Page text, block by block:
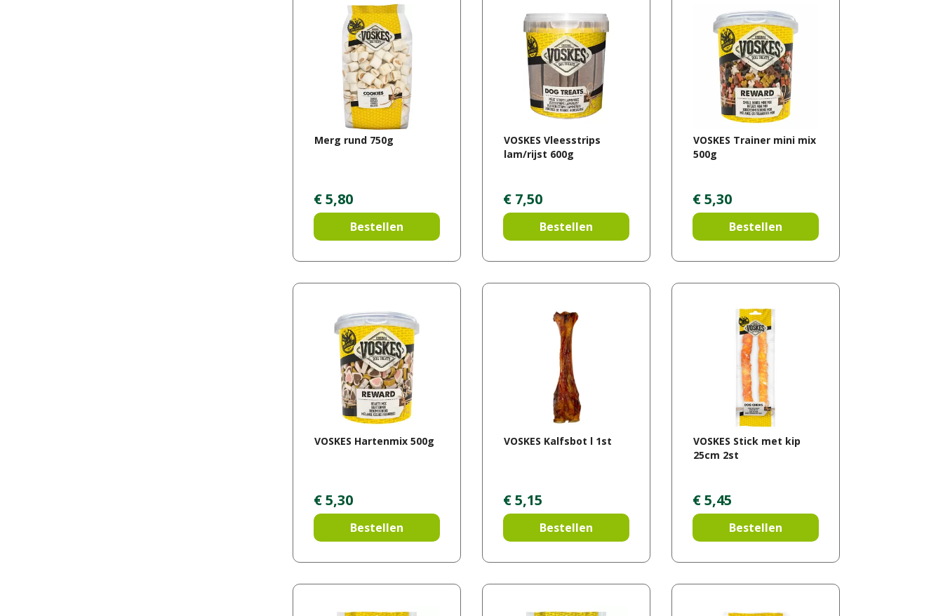
Merg rund 750g
€5,80
Bestellen
VOSKES Vleesstrips
lam/rijst 600g
€ 7,50
Bestellen
VOSKES Trainer mini mix
500g
€5,30
Bestellen
VOSKES Hartenmix 500g
€5,30
Bestellen
VOSKES Kalfsbot l 1st
€5,15
Bestellen
VOSKES Stick met kip
25cm 2st
€5,45
Bestellen